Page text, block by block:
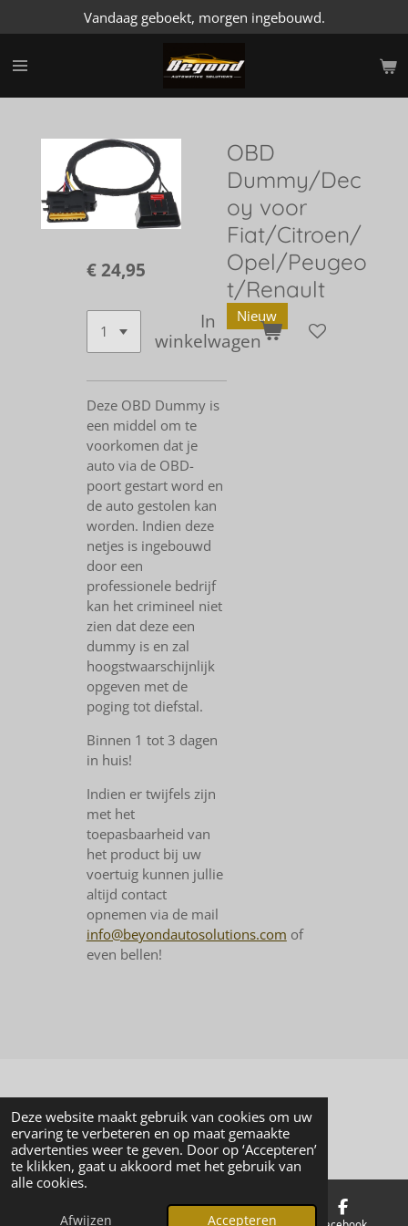
Deze website maakt gebruik van cookies om uw
ervaring te verbeteren en op maat gemaakte
advertenties weer te geven. Door op ‘Accepteren’
te klikken, gaat u akkoord met het gebruik van
alle cookies.
Afwijzen Accepteren
direct
naar
hoofdinhoud
Vandaag geboekt, morgen ingebouwd.
OBD
Dummy/Dec
oy voor
Fiat/Citroen/
Opel/Peugeo
t/Renault
Nieuw
€ 24,95
In
winkelwagen
Deze OBD Dummy is
een middel om te
voorkomen dat je
auto via de OBD-
poort gestart word en
de auto gestolen kan
worden. Indien deze
netjes is ingebouwd
door een
professionele bedrijf
kan het crimineel niet
zien dat deze een
dummy is en zal
hoogstwaarschijnlijk
opgeven met de
poging tot diefstal.
Binnen 1 tot 3 dagen
in huis!
Indien er twijfels zijn
met het
toepasbaarheid van
het product bij uw
voertuig kunnen jullie
altijd contact
opnemen via de mail
info@beyondautosolutions.com of
even bellen!
© 2024 - 2026 Beyond Automotive Solutions
Powered byJouwWeb